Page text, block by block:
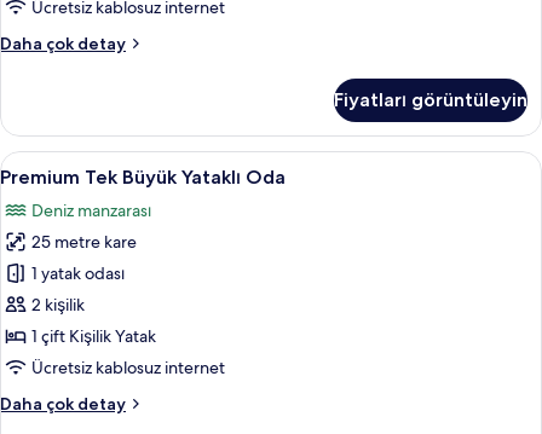
görün
Ücretsiz kablosuz internet
Daha çok detay
Superior
Oda
hakkında
daha
detay
Fiyatları görüntüleyin
Premium
Tek
Büyük
Yataklı
Oda
için
tüm
fotoğrafları
Premium Tek Büyük Yataklı Oda |
11
Premium Tek Büyük Yataklı Oda
Deniz manzarası
25 metre kare
1 yatak odası
2 kişilik
1 çift Kişilik Yatak
Ücretsiz kablosuz internet
Daha çok detay
Premium